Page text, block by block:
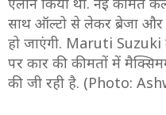
साथ ऑल्टो से लेकर ब्रेजा और
हो जाएंगी. Maruti
पर कार की कीमतों में
की जी रही है. (Photo: